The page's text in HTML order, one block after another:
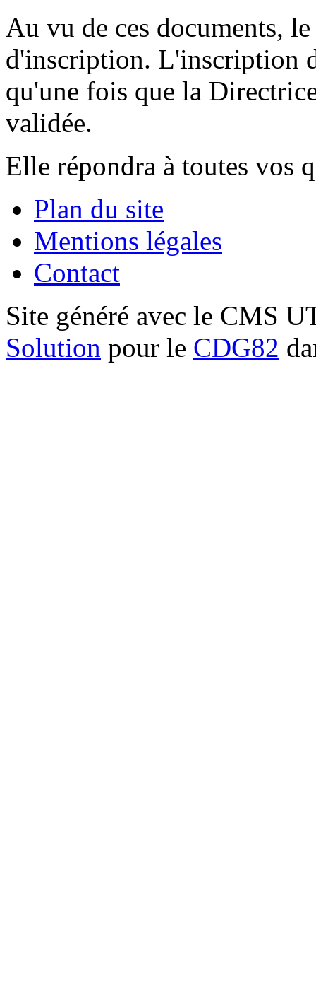
Au vu de ces documents,
d'inscription. L'inscription
qu'une fois que la
validée.
Elle répondra à toutes vos
Plan du site
Mentions légales
Contact
Site généré avec le CMS
Solution pour le CDG82